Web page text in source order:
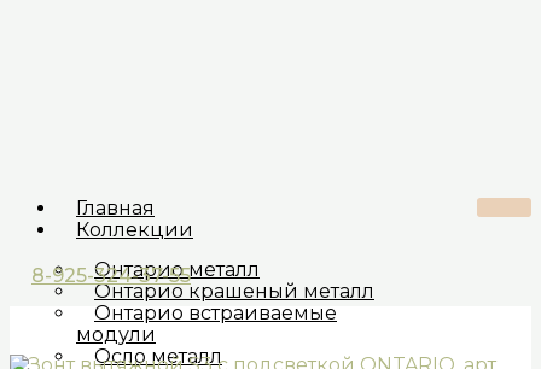
Главная
Коллекции
Онтарио металл
Онтарио крашеный металл
Онтарио встраиваемые
модули
Осло металл
8-925-324-37-55